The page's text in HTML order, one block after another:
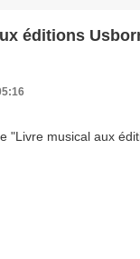
éditions